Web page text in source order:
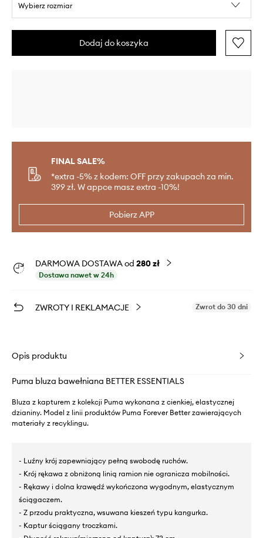
Wybierz rozmiar
Dodaj do koszyka
FINAL SALE%
*extra -5% z kodem: OFF przy zakupach za min.
399 zł. W appce masz extra -10%!
Pobierz APP
DARMOWA DOSTAWA od 280 zł
Dostawa nawet w 24h
ZWROTY I REKLAMACJE Zwrot do 30 dni
Opis produktu
Puma bluza bawełniana BETTER ESSENTIALS
Bluza z kapturem z kolekcji Puma wykonana z cienkiej, elastycznej
dzianiny. Model z linii produktów Puma Forever Better zawierających
materiały z recyklingu.
- Luźny krój zapewniający pełną swobodę ruchów.
- Krój rękawa z obniżoną linią ramion nie ogranicza mobilności.
- Rękawy i dolna krawędź wykończona wygodnym, elastycznym
ściągaczem.
- Z przodu praktyczna, wsuwana kieszeń typu kangurka.
- Kaptur ściągany troczkami.